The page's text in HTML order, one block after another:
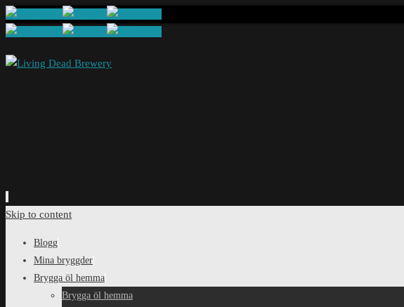
Skip to content
Blogg
Mina bryggder
Brygga öl hemma
Brygga öl hemma